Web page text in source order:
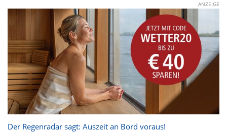
ANZEIGE
Der Regenradar sagt: Auszeit an Bord voraus!